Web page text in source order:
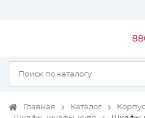
Главная Каталог